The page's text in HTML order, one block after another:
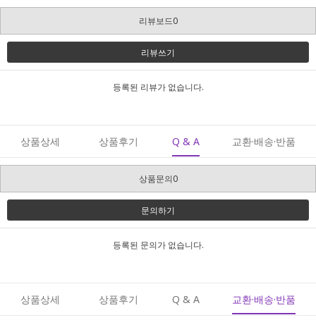
리뷰보드0
리뷰쓰기
등록된 리뷰가 없습니다.
상품상세 상품후기 Q & A 교환·배송·반품
상품문의0
문의하기
등록된 문의가 없습니다.
상품상세 상품후기 Q & A 교환·배송·반품